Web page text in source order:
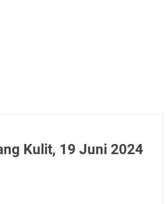
Kulit, 19 Juni 2024